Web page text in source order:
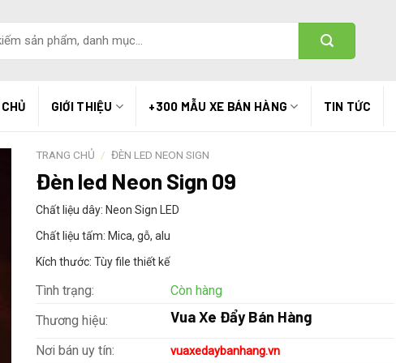
GIỚI THIỆU +300 MẪU XE BÁN HÀNG TIN TỨC
TRANG CHỦ / ĐÈN LED NEON SIGN
Đèn led Neon Sign 09
Chất liệu dây: Neon Sign LED
Chất liệu tấm: Mica, gỗ, alu
Kích thước: Tùy file thiết kế
Tình trạng:
Còn hàng
Thương hiệu:
Vua Xe Đẩy Bán Hàng
Nơi bán uy tín: vuaxedaybanhang.vn